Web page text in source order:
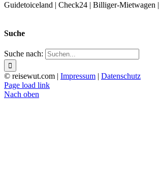
Guidetoiceland | Check24 | Billiger-Mietwagen |
Suche
Suche nach:
© reisewut.com | Impressum | Datenschutz
Page load link
Nach oben